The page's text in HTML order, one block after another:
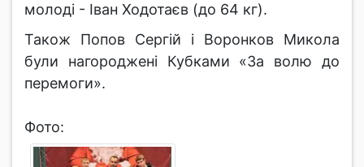
молоді - Іван Ходотаєв (до 64 кг).
Також Попов Сергій і Воронков Микола
були нагороджені Кубками «За волю до
перемоги».
Фото: